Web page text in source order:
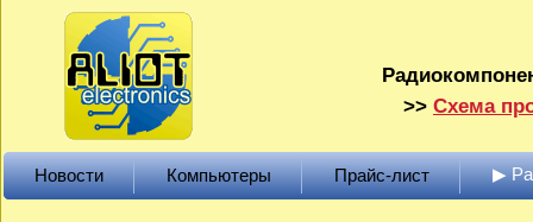
>> Схема
Новости Компьютеры Прайс-лист ▶